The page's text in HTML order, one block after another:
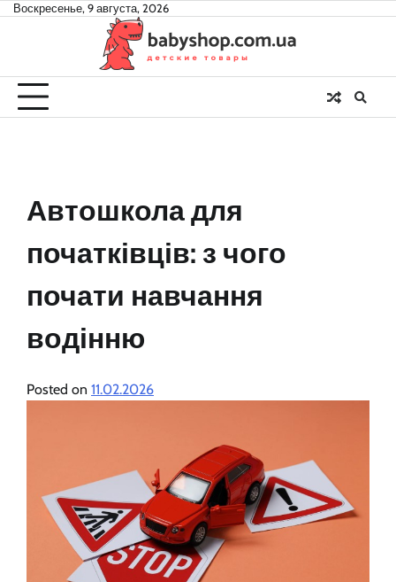
SkipВоскресенье, 9 августа, 2026
Автошкола для
початківців: з чого
почати навчання
водінню
Posted on 11.02.2026